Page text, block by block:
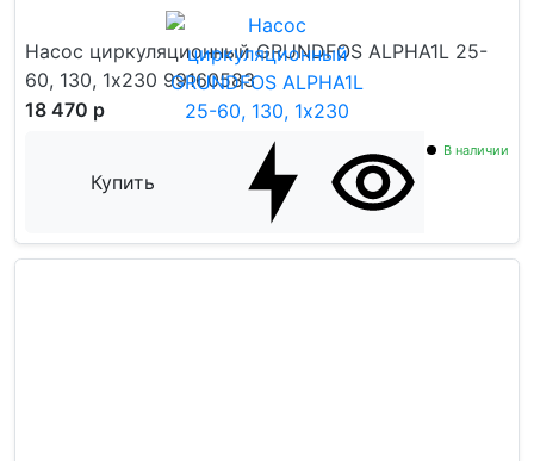
Насос циркуляционный GRUNDFOS ALPHA1L 25-
60, 130, 1х230 99160583
18 470 р
Купить
В наличии